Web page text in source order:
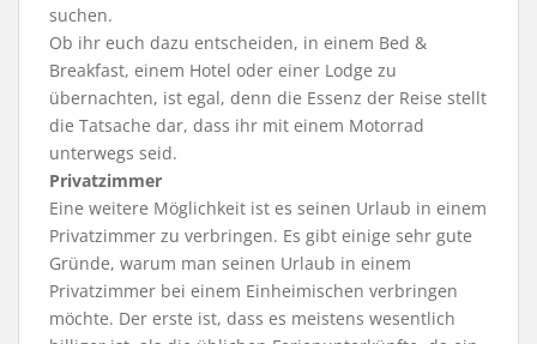
suchen.
Ob ihr euch dazu entscheiden, in einem Bed &
Breakfast, einem Hotel oder einer Lodge zu
übernachten, ist egal, denn die Essenz der Reise stellt
die Tatsache dar, dass ihr mit einem Motorrad
unterwegs seid.
Privatzimmer
Eine weitere Möglichkeit ist es seinen Urlaub in einem
Privatzimmer zu verbringen. Es gibt einige sehr gute
Gründe, warum man seinen Urlaub in einem
Privatzimmer bei einem Einheimischen verbringen
möchte. Der erste ist, dass es meistens wesentlich